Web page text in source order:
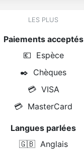
LES PLUS
Paiements acceptés
💶 Espèce
✒️ Chèques
💳 VISA
💳 MasterCard
Langues parlées
🇬🇧 Anglais